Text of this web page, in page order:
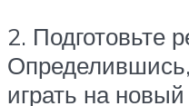
2. Подготовьте
играть на новый